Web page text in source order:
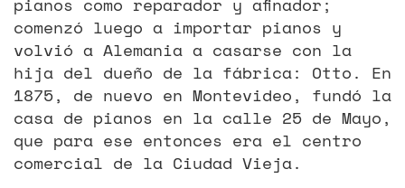
comenzó luego a importar pianos y
volvió a Alemania a casarse con la
hija del dueño de la fábrica: Otto. En
1875, de nuevo en Montevideo, fundó la
casa de pianos en la calle 25 de Mayo,
que para ese entonces era el centro
comercial de la Ciudad Vieja.